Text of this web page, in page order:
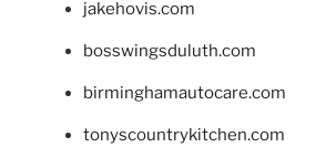
jakehovis.com
bosswingsduluth.com
birminghamautocare.com
tonyscountrykitchen.com